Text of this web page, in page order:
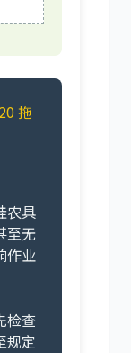
拖
农具
至无
作业
检查
规定